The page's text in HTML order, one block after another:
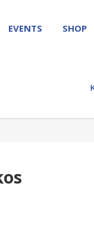
EVENTS SHOP